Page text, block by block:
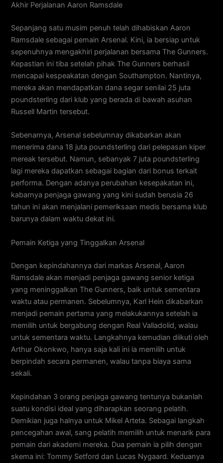
Akhir Perjalanan Aaron Ramsdale
Sepanjang satu musim penuh telah dihabiskan Aaron
Ramsdale sebagai pemain Arsenal. Kini, ia bersiap untuk
sepenuhnya mengakhiri perjalanan bersama The Gunners.
Kepastian ini tiba setelah pihak The Gunners berhasil
mencapai kespeakatan dengan Southampton. Nantinya,
mereka akan mendapatkan dana segar senilai 25 juta
poundsterling dari klub yang berada di bawah asuhan
Russell Martin tersebut.
Sebenarnya, Arsenal sebelumnay dikabarkan akan
menerima dana 18 juta poundsterling dari pelepasan kiper
mereak tersebut. Namun, sebanyak 7 juta poundsterling
lagi mereka dapatkan sebagai bagian dari bonus terkait
performa. Dengan adanya perubahan kesepakatan ini,
kabarnya penjaga gawang yang kini sudah berusia 26
tahun ini akan menjalani pemeriksaan medis bersama klub
barunya dalam waktu dekat ini.
Pemain Ketiga yang Tinggalkan Arsenal
Dengan kepindahannya dari markas Arsenal, Aaron
Ramsdale akan menjadi penjaga gawang senior ketiga
yang meninggalkan The Gunners, baik untuk sementara
waktu atau permanen. Sebelumnya, Karl Hein dikabarkan
menjadi pemain pertama yang melakukannya setelah ia
memilih untuk bergabung dengan Real Valladolid, walau
untuk sementara waktu. Langkahnya kemudian diikuti oleh
Arthur Okonkwo, hanya saja kali ini ia memilih untuk
berpindah secara permanen, walau tanpa biaya sama
sekali.
Kepindahan 3 orang penjaga gawang tentunya bukanlah
suatu kondisi ideal yang diharapkan seorang pelatih.
Demikian juga halnya untuk Mikel Arteta. Sebagai langkah
pencegahan awal, sang pelatih memilih untuk menarik para
pemain dari akademi mereka. Dua pemain ia pilih dengan
skema ini: Tommy Setford dan Lucas Nygaard. Keduanya